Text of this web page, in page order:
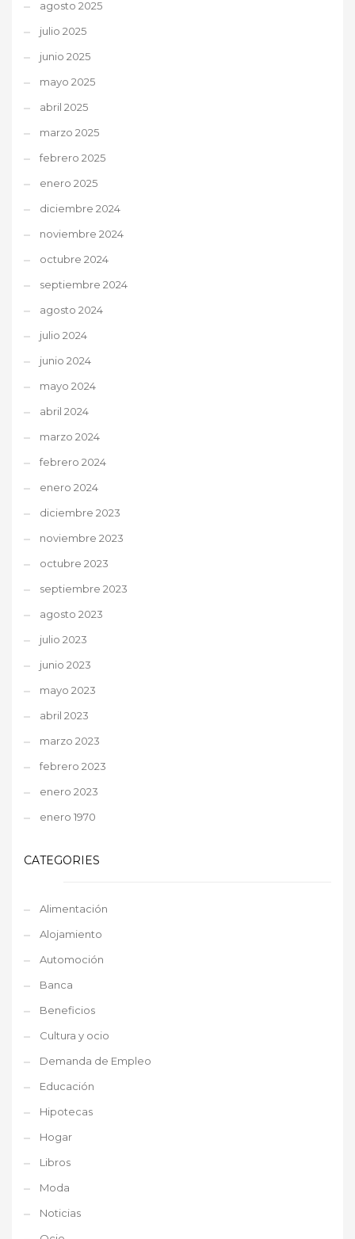
agosto 2025
julio 2025
junio 2025
mayo 2025
abril 2025
marzo 2025
febrero 2025
enero 2025
diciembre 2024
noviembre 2024
octubre 2024
septiembre 2024
agosto 2024
julio 2024
junio 2024
mayo 2024
abril 2024
marzo 2024
febrero 2024
enero 2024
diciembre 2023
noviembre 2023
octubre 2023
septiembre 2023
agosto 2023
julio 2023
junio 2023
mayo 2023
abril 2023
marzo 2023
febrero 2023
enero 2023
enero 1970
CATEGORIES
Alimentación
Alojamiento
Automoción
Banca
Beneficios
Cultura y ocio
Demanda de Empleo
Educación
Hipotecas
Hogar
Libros
Moda
Noticias